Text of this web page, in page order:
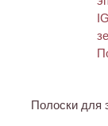
Полоски для